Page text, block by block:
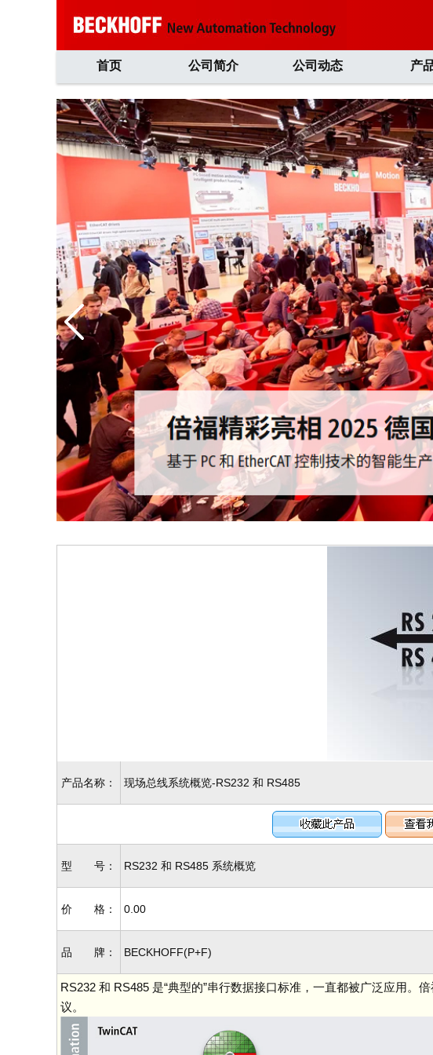
首页 公司简介 公司动态 产
产品名称： 现场总线系统概览-RS232 和 RS485
型 号： RS232 和 RS485 系统概览
价 格： 0.00
品 牌： BECKHOFF(P+F)
RS232 和 RS485 是“典型的”串行数据接口标准，一直都被广泛应用。
议。